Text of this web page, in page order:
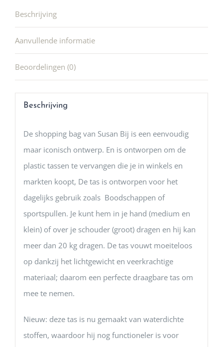
Beschrijving
Aanvullende informatie
Beoordelingen (0)
Beschrijving
De shopping bag van Susan Bij is een eenvoudig
maar iconisch ontwerp. En is ontworpen om de
plastic tassen te vervangen die je in winkels en
markten koopt, De tas is ontworpen voor het
dagelijks gebruik zoals Boodschappen of
sportspullen. Je kunt hem in je hand (medium en
klein) of over je schouder (groot) dragen en hij kan
meer dan 20 kg dragen. De tas vouwt moeiteloos
op dankzij het lichtgewicht en veerkrachtige
materiaal; daarom een perfecte draagbare tas om
mee te nemen.
Nieuw: deze tas is nu gemaakt van waterdichte
stoffen, waardoor hij nog functioneler is voor